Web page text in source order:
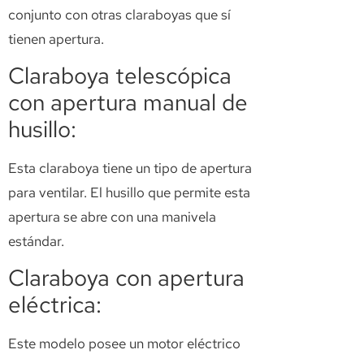
conjunto con otras claraboyas que sí
tienen apertura.
Claraboya telescópica
con apertura manual de
husillo:
Esta claraboya tiene un tipo de apertura
para ventilar. El husillo que permite esta
apertura se abre con una manivela
estándar.
Claraboya con apertura
eléctrica:
Este modelo posee un motor eléctrico